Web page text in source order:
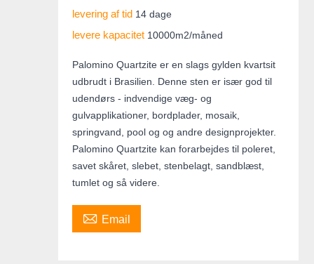
levering af tid 14 dage
levere kapacitet 10000m2/måned
Palomino Quartzite er en slags gylden kvartsit
udbrudt i Brasilien. Denne sten er især god til
udendørs - indvendige væg- og
gulvapplikationer, bordplader, mosaik,
springvand, pool og og andre designprojekter.
Palomino Quartzite kan forarbejdes til poleret,
savet skåret, slebet, stenbelagt, sandblæst,
tumlet og så videre.
 Email